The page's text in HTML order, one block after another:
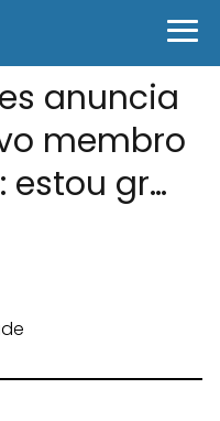
anuncia
membro
estou gr…